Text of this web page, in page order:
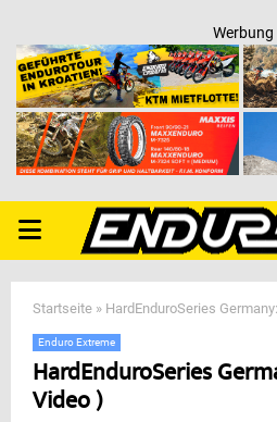
Werbung
PRIMARY
MENU
Startseite » HardEnduroSeries
Enduro Extreme
HardEnduroSeries
Video )